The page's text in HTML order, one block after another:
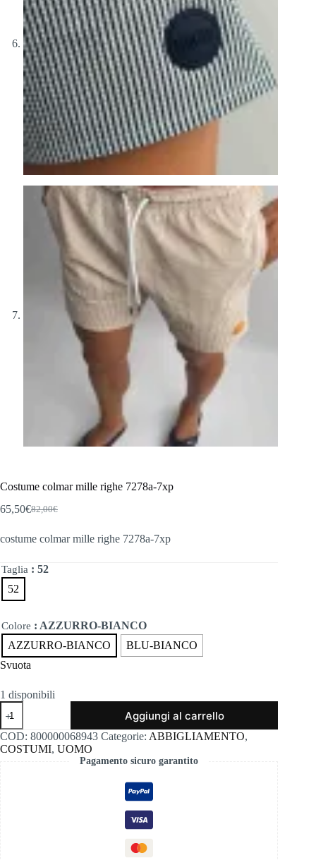
Costume colmar mille righe 7278a-7xp
82,00€
Il
originale
82,00€.
65,50€Il
attuale
65,50€.
costume colmar mille righe 7278a-7xp
Taglia : 52
52
Colore : AZZURRO-BIANCO
AZZURRO-BIANCO
BLU-BIANCO
Svuota
1 disponibili
Costume
colmar
mille
righe
7278a-
Aggiungi al carrello
COD: 800000068943 Categorie: ABBIGLIAMENTO,
COSTUMI, UOMO
Pagamento sicuro garantito